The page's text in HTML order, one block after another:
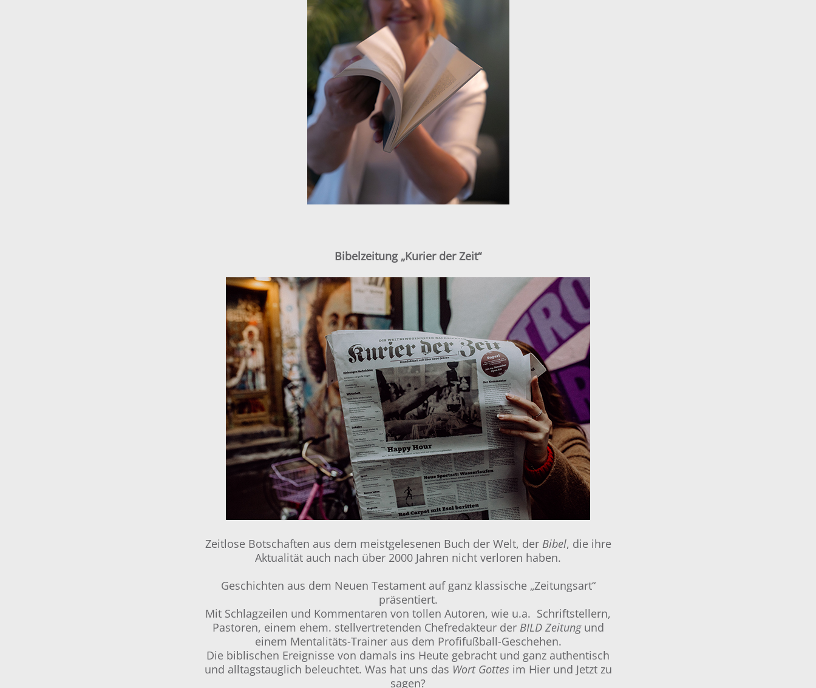
Bibelzeitung „Kurier der Zeit“
Zeitlose Botschaften aus dem meistgelesenen Buch der Welt, der Bibel, die ihre
Aktualität auch nach über 2000 Jahren nicht verloren haben.
Geschichten aus dem Neuen Testament auf ganz klassische „Zeitungsart“
präsentiert.
Mit Schlagzeilen und Kommentaren von tollen Autoren, wie u.a. Schriftstellern,
Pastoren, einem ehem. stellvertretenden Chefredakteur der BILD Zeitungund
einem Mentalitäts-Trainer aus dem Profifußball-Geschehen.
Die biblischen Ereignisse von damals ins Heute gebracht und ganz authentisch
und alltagstauglich beleuchtet. Was hat uns das Wort Gottes im Hier und Jetzt zu
sagen?